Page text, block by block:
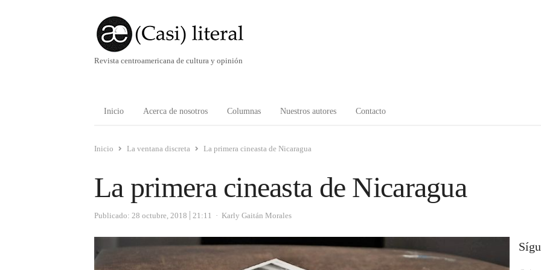
Revista centroamericana de cultura y opinión
Inicio Acerca de nosotros Columnas Nuestros autores Contacto
Inicio La ventana discreta La primera cineasta de Nicaragua
La primera cineasta de Nicaragua
Publicado: 28 octubre, 2018 21:11 Autor
Karly Gaitán Morales